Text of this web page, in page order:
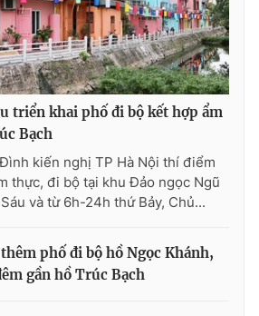
hình thức nếu không có sự chấp
rõ nguồn VTV.vn khi phát hành lại
triển khai phố đi bộ kết hợp ẩm
Bạch
kiến nghị TP Hà Nội thí điểm
thực, đi bộ tại khu Đảo ngọc Ngũ
và từ 6h-24h thứ Bảy, Chủ...
phố đi bộ hồ Ngọc Khánh,
gần hồ Trúc Bạch